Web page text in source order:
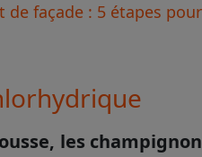
de façade : 5 étapes
les